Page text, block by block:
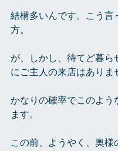
結構多いんです。こう言
方。
が、しかし、待てど暮ら
にご主人の来店はありま
かなりの確率でこのよう
ます。
この前、ようやく、奥様